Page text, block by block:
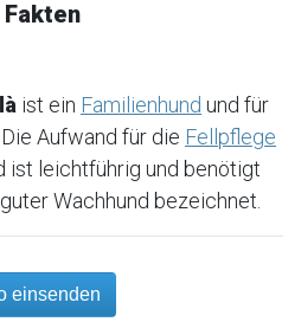
Fakten
ist ein Familienhund und für
Aufwand für die Fellpflege
ist leichtführig und benötigt
Wachhund bezeichnet.
einsenden